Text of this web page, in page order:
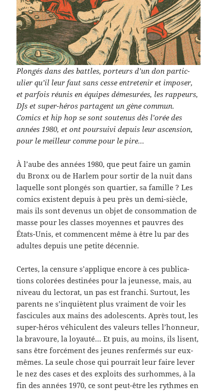
Plongés dans des bat­tles, por­teurs d’un don par­ti­c­
ulier qu’il leur faut sans cesse entretenir et imposer,
et par­fois réu­nis en équipes démesurées, les rappeurs,
DJs et super-​héros parta­gent un gène com­mun.
Comics et hip hop se sont soutenus dès l’orée des
années 1980, et ont pour­suivi depuis leur ascen­sion,
pour le meilleur comme pour le pire…
À l’aube des années 1980, que peut faire un gamin
du Bronx ou de Harlem pour sor­tir de la nuit dans
laque­lle sont plongés son quartier, sa famille ? Les
comics exis­tent depuis à peu près un demi-​siècle,
mais ils sont devenus un objet de con­som­ma­tion de
masse pour les classes moyennes et pau­vres des
États-​Unis, et com­men­cent même à être lu par des
adultes depuis une petite décennie.
Certes, la cen­sure s’applique encore à ces pub­li­ca­
tions col­orées des­tinées pour la jeunesse, mais, au
niveau du lec­torat, un pas est franchi. Surtout, les
par­ents ne s’inquiètent plus vrai­ment de voir les
fas­ci­cules aux mains des ado­les­cents. Après tout, les
super-​héros véhicu­lent des valeurs telles l’honneur,
la bravoure, la loy­auté… Et puis, au moins, ils lisent,
sans être for­cé­ment des jeunes ren­fer­més sur eux-​
mêmes. La seule chose qui pour­rait leur faire lever
le nez des cases et des exploits des surhommes, à la
fin des années 1970, ce sont peut-​être les rythmes en